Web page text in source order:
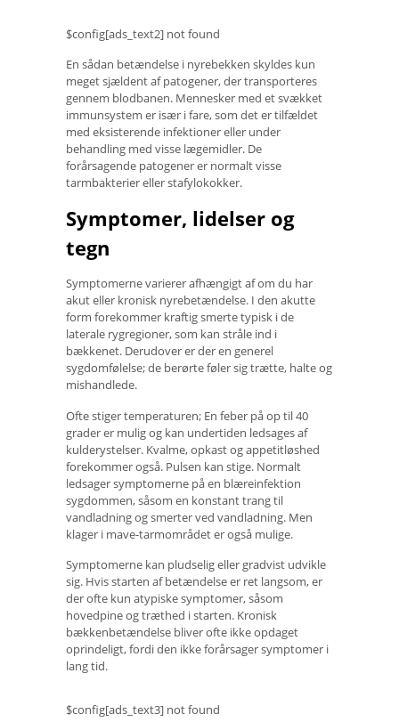
$config[ads_text2] not found
En sådan betændelse i nyrebekken skyldes kun
meget sjældent af patogener, der transporteres
gennem blodbanen. Mennesker med et svækket
immunsystem er især i fare, som det er tilfældet
med eksisterende infektioner eller under
behandling med visse lægemidler. De
forårsagende patogener er normalt visse
tarmbakterier eller stafylokokker.
Symptomer, lidelser og
tegn
Symptomerne varierer afhængigt af om du har
akut eller kronisk nyrebetændelse. I den akutte
form forekommer kraftig smerte typisk i de
laterale rygregioner, som kan stråle ind i
bækkenet. Derudover er der en generel
sygdomfølelse; de berørte føler sig trætte, halte og
mishandlede.
Ofte stiger temperaturen; En feber på op til 40
grader er mulig og kan undertiden ledsages af
kulderystelser. Kvalme, opkast og appetitløshed
forekommer også. Pulsen kan stige. Normalt
ledsager symptomerne på en blæreinfektion
sygdommen, såsom en konstant trang til
vandladning og smerter ved vandladning. Men
klager i mave-tarmområdet er også mulige.
Symptomerne kan pludselig eller gradvist udvikle
sig. Hvis starten af ​​betændelse er ret langsom, er
der ofte kun atypiske symptomer, såsom
hovedpine og træthed i starten. Kronisk
bækkenbetændelse bliver ofte ikke opdaget
oprindeligt, fordi den ikke forårsager symptomer i
lang tid.
$config[ads_text3] not found